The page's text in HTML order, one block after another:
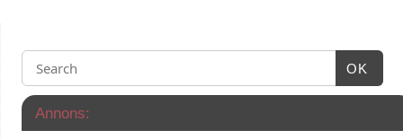
OK
Annons: